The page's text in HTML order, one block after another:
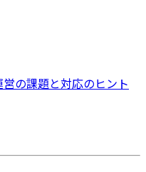
営の課題と対応のヒント